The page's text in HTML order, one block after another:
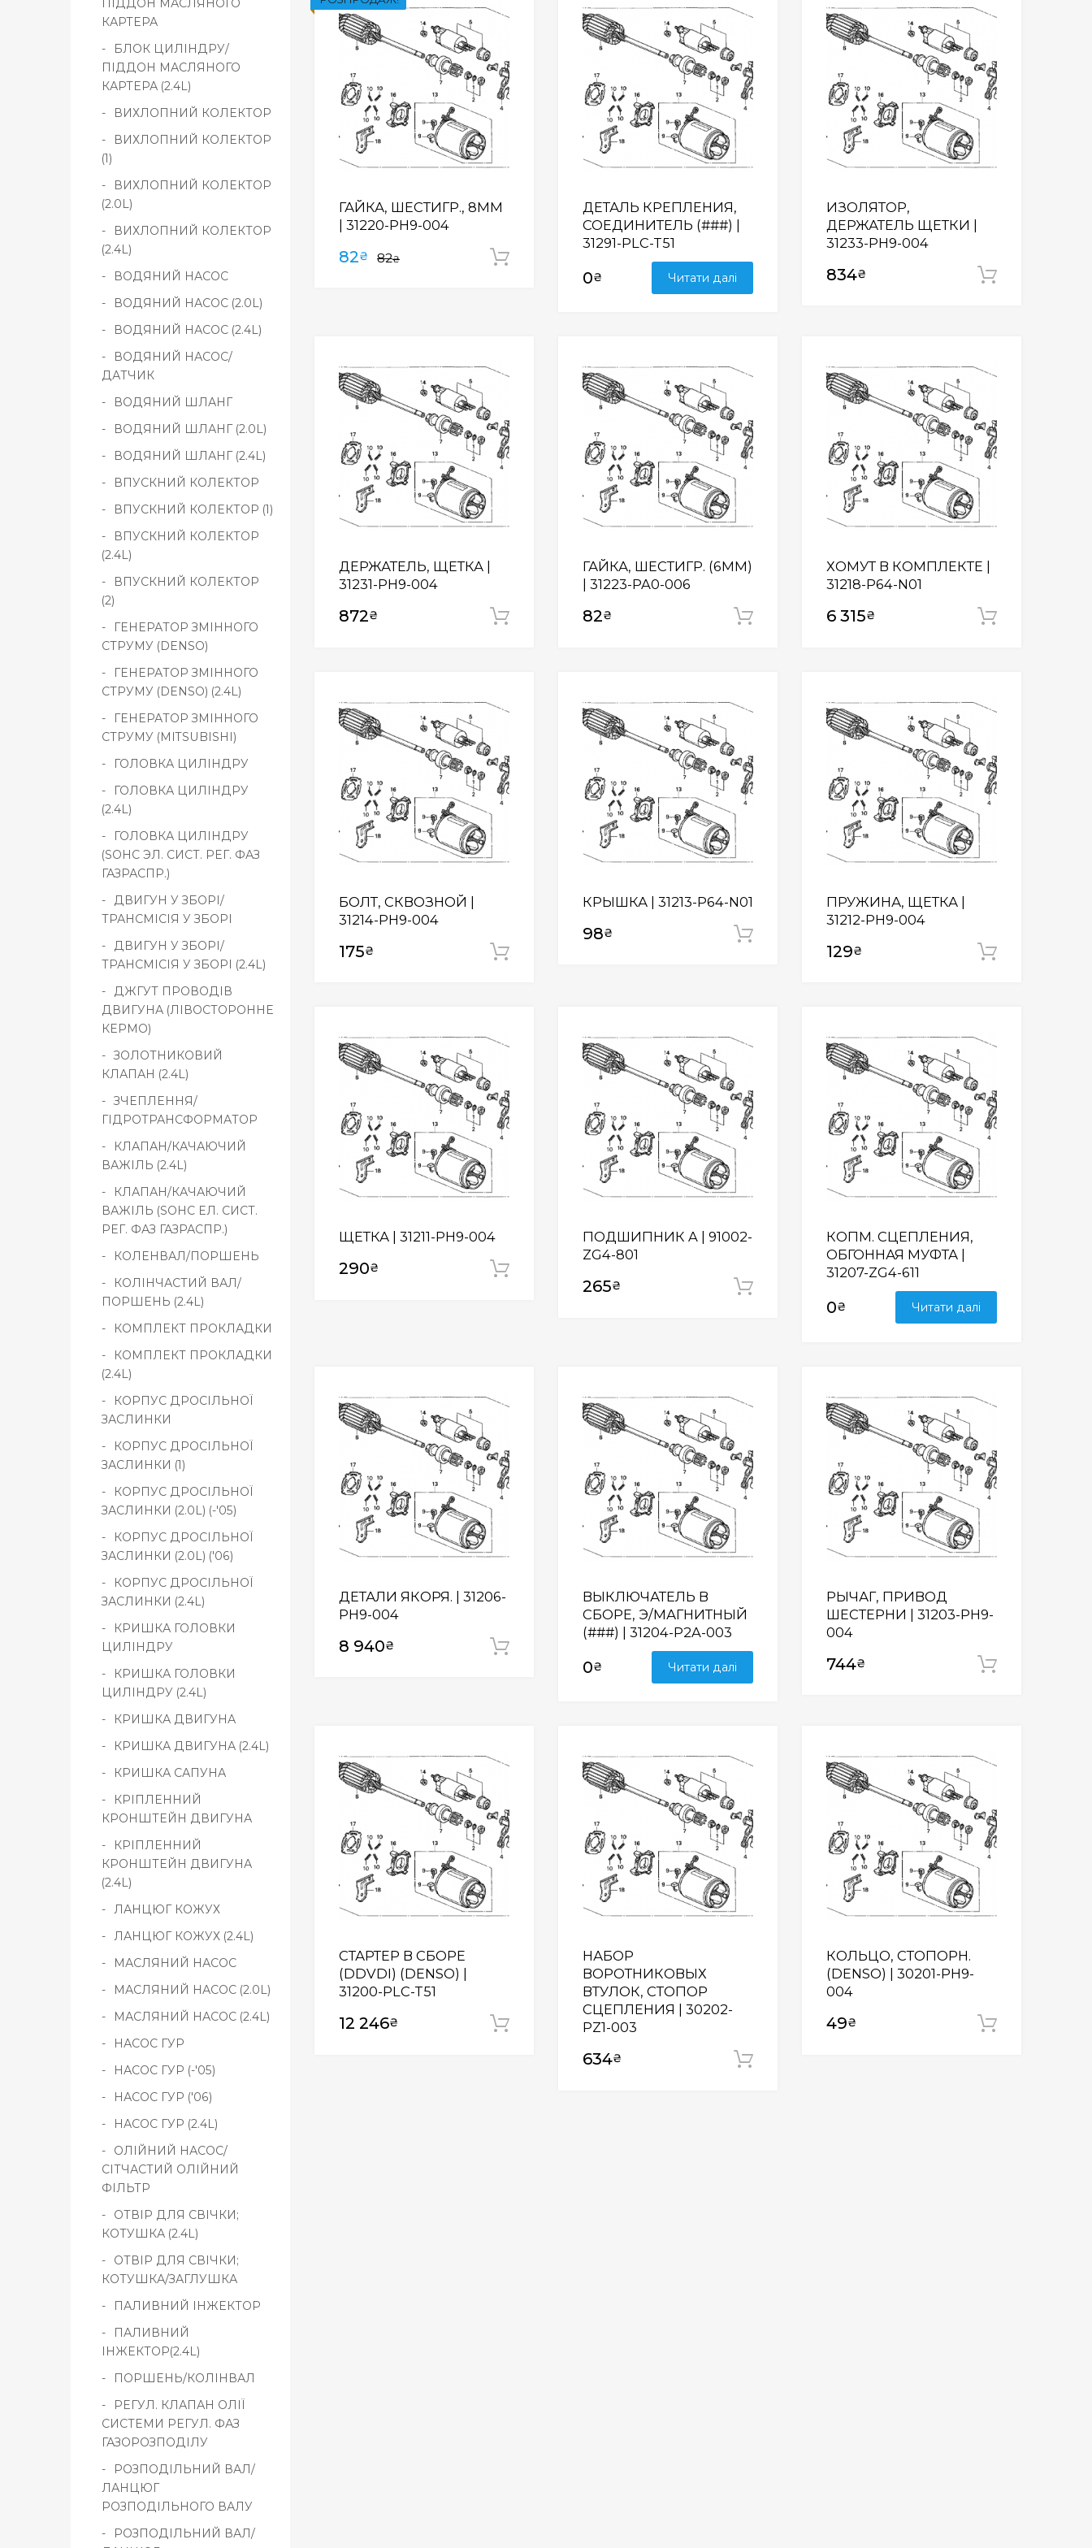
ГАЙКА, ШЕСТИГР., 8MM
| 31220-PH9-004
82₴
82₴
ДЕТАЛЬ КРЕПЛЕНИЯ,
СОЕДИНИТЕЛЬ (###) |
31291-PLC-T51
0₴ Читати далі
ИЗОЛЯТОР,
ДЕРЖАТЕЛЬ ЩЕТКИ |
31233-PH9-004
834₴
ДЕРЖАТЕЛЬ, ЩЕТКА |
31231-PH9-004
872₴ Додати у кошик
ГАЙКА, ШЕСТИГР. (6MM)
| 31223-PA0-006
82₴ Додати у кошик
ХОМУТ В КОМПЛЕКТЕ |
31218-P64-N01
6 315₴
БОЛТ, СКВОЗНОЙ |
31214-PH9-004
175₴
КРЫШКА | 31213-P64-N01
98₴
ПРУЖИНА, ЩЕТКА |
31212-PH9-004
129₴
ЩЕТКА | 31211-PH9-004
290₴
ПОДШИПНИК A | 91002-
ZG4-801
265₴
КОПМ. СЦЕПЛЕНИЯ,
ОБГОННАЯ МУФТА |
31207-ZG4-611
0₴ Читати далі
ДЕТАЛИ ЯКОРЯ. | 31206-
PH9-004
8 940₴
ВЫКЛЮЧАТЕЛЬ В
СБОРЕ, Э/МАГНИТНЫЙ
(###) | 31204-P2A-003
0₴ Читати далі
РЫЧАГ, ПРИВОД
ШЕСТЕРНИ | 31203-PH9-
004
744₴
СТАРТЕР В СБОРЕ
(DDVDI) (DENSO) |
31200-PLC-T51
12 246₴ Додати у кошик
НАБОР
ВОРОТНИКОВЫХ
ВТУЛОК, СТОПОР
СЦЕПЛЕНИЯ | 30202-
PZ1-003
634₴
КОЛЬЦО, СТОПОРН.
(DENSO) | 30201-PH9-
004
49₴
ПІДДОН МАСЛЯНОГО
КАРТЕРА
БЛОК ЦИЛІНДРУ/
ПІДДОН МАСЛЯНОГО
КАРТЕРА (2.4L)
ВИХЛОПНИЙ КОЛЕКТОР
ВИХЛОПНИЙ КОЛЕКТОР
(1)
ВИХЛОПНИЙ КОЛЕКТОР
(2.0L)
ВИХЛОПНИЙ КОЛЕКТОР
(2.4L)
ВОДЯНИЙ НАСОС
ВОДЯНИЙ НАСОС (2.0L)
ВОДЯНИЙ НАСОС (2.4L)
ВОДЯНИЙ НАСОС/
ДАТЧИК
ВОДЯНИЙ ШЛАНГ
ВОДЯНИЙ ШЛАНГ (2.0L)
ВОДЯНИЙ ШЛАНГ (2.4L)
ВПУСКНИЙ КОЛЕКТОР
ВПУСКНИЙ КОЛЕКТОР (1)
ВПУСКНИЙ КОЛЕКТОР
(2.4L)
ВПУСКНИЙ КОЛЕКТОР
(2)
ГЕНЕРАТОР ЗМІННОГО
СТРУМУ (DENSO)
ГЕНЕРАТОР ЗМІННОГО
СТРУМУ (DENSO) (2.4L)
ГЕНЕРАТОР ЗМІННОГО
СТРУМУ (MITSUBISHI)
ГОЛОВКА ЦИЛІНДРУ
ГОЛОВКА ЦИЛІНДРУ
(2.4L)
ГОЛОВКА ЦИЛІНДРУ
(SOHC ЭЛ. СИСТ. РЕГ. ФАЗ
ГАЗРАСПР.)
ДВИГУН У ЗБОРІ/
ТРАНСМІСІЯ У ЗБОРІ
ДВИГУН У ЗБОРІ/
ТРАНСМІСІЯ У ЗБОРІ (2.4L)
ДЖГУТ ПРОВОДІВ
ДВИГУНА (ЛІВОСТОРОННЕ
КЕРМО)
ЗОЛОТНИКОВИЙ
КЛАПАН (2.4L)
ЗЧЕПЛЕННЯ/
ГІДРОТРАНСФОРМАТОР
КЛАПАН/КАЧАЮЧИЙ
ВАЖІЛЬ (2.4L)
КЛАПАН/КАЧАЮЧИЙ
ВАЖІЛЬ (SOHC ЕЛ. СИСТ.
РЕГ. ФАЗ ГАЗРАСПР.)
КОЛЕНВАЛ/ПОРШЕНЬ
КОЛІНЧАСТИЙ ВАЛ/
ПОРШЕНЬ (2.4L)
КОМПЛЕКТ ПРОКЛАДКИ
КОМПЛЕКТ ПРОКЛАДКИ
(2.4L)
КОРПУС ДРОСІЛЬНОЇ
ЗАСЛИНКИ
КОРПУС ДРОСІЛЬНОЇ
ЗАСЛИНКИ (1)
КОРПУС ДРОСІЛЬНОЇ
ЗАСЛИНКИ (2.0L) (-'05)
КОРПУС ДРОСІЛЬНОЇ
ЗАСЛИНКИ (2.0L) ('06)
КОРПУС ДРОСІЛЬНОЇ
ЗАСЛИНКИ (2.4L)
КРИШКА ГОЛОВКИ
ЦИЛІНДРУ
КРИШКА ГОЛОВКИ
ЦИЛІНДРУ (2.4L)
КРИШКА ДВИГУНА
КРИШКА ДВИГУНА (2.4L)
КРИШКА САПУНА
КРІПЛЕННИЙ
КРОНШТЕЙН ДВИГУНА
КРІПЛЕННИЙ
КРОНШТЕЙН ДВИГУНА
(2.4L)
ЛАНЦЮГ КОЖУХ
ЛАНЦЮГ КОЖУХ (2.4L)
МАСЛЯНИЙ НАСОС
МАСЛЯНИЙ НАСОС (2.0L)
МАСЛЯНИЙ НАСОС (2.4L)
НАСОС ГУР
НАСОС ГУР (-'05)
НАСОС ГУР ('06)
НАСОС ГУР (2.4L)
ОЛІЙНИЙ НАСОС/
СІТЧАСТИЙ ОЛІЙНИЙ
ФІЛЬТР
ОТВІР ДЛЯ СВІЧКИ;
КОТУШКА (2.4L)
ОТВІР ДЛЯ СВІЧКИ;
КОТУШКА/ЗАГЛУШКА
ПАЛИВНИЙ ІНЖЕКТОР
ПАЛИВНИЙ
ІНЖЕКТОР(2.4L)
ПОРШЕНЬ/КОЛІНВАЛ
РЕГУЛ. КЛАПАН ОЛІЇ
СИСТЕМИ РЕГУЛ. ФАЗ
ГАЗОРОЗПОДІЛУ
РОЗПОДІЛЬНИЙ ВАЛ/
ЛАНЦЮГ
РОЗПОДІЛЬНОГО ВАЛУ
РОЗПОДІЛЬНИЙ ВАЛ/